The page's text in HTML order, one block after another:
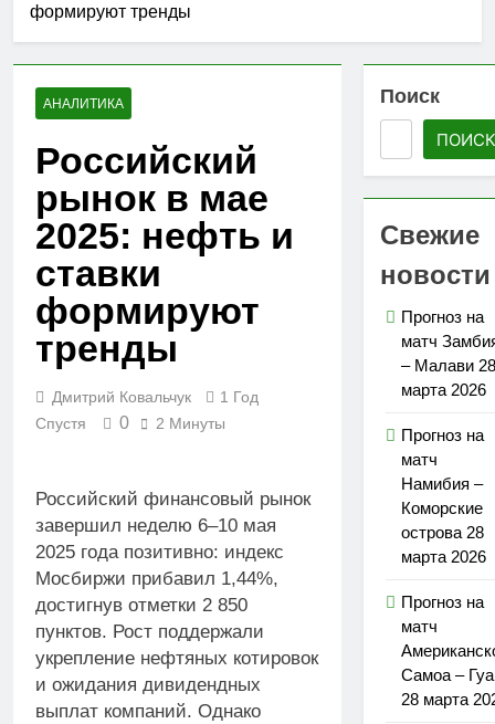
формируют тренды
АНАЛИТИКА
Российский
рынок в мае
2025: нефть и
ставки
формируют
тренды
Дмитрий Ковальчук
1 Год
Спустя
0 2 Минуты
Российский финансовый рынок
завершил неделю 6–10 мая
2025 года позитивно: индекс
Мосбиржи прибавил 1,44%,
достигнув отметки 2 850
пунктов. Рост поддержали
укрепление нефтяных котировок
и ожидания дивидендных
выплат компаний. Однако
Поиск
ПОИСК
Свежие
новости
Прогноз на
матч
– Малави 28
марта 2026
Прогноз на
матч
Намибия –
Коморские
острова 28
марта 2026
Прогноз на
матч
Самоа –
28 марта